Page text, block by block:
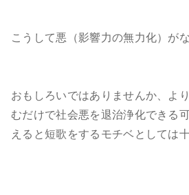
こうして悪（影響力の無力化）が
おもしろいではありませんか、よ
むだけで社会悪を退治浄化できる
えると短歌をするモチベとしては